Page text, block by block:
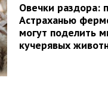
Овечки раздора:
Астраханью
могут поделить
кучерявых